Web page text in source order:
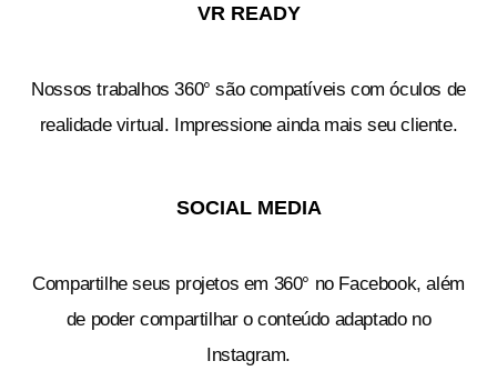
VR READY
Nossos trabalhos 360° são compatíveis com óculos de
realidade virtual. Impressione ainda mais seu cliente.
SOCIAL MEDIA
Compartilhe seus projetos em 360° no Facebook, além
de poder compartilhar o conteúdo adaptado no
Instagram.